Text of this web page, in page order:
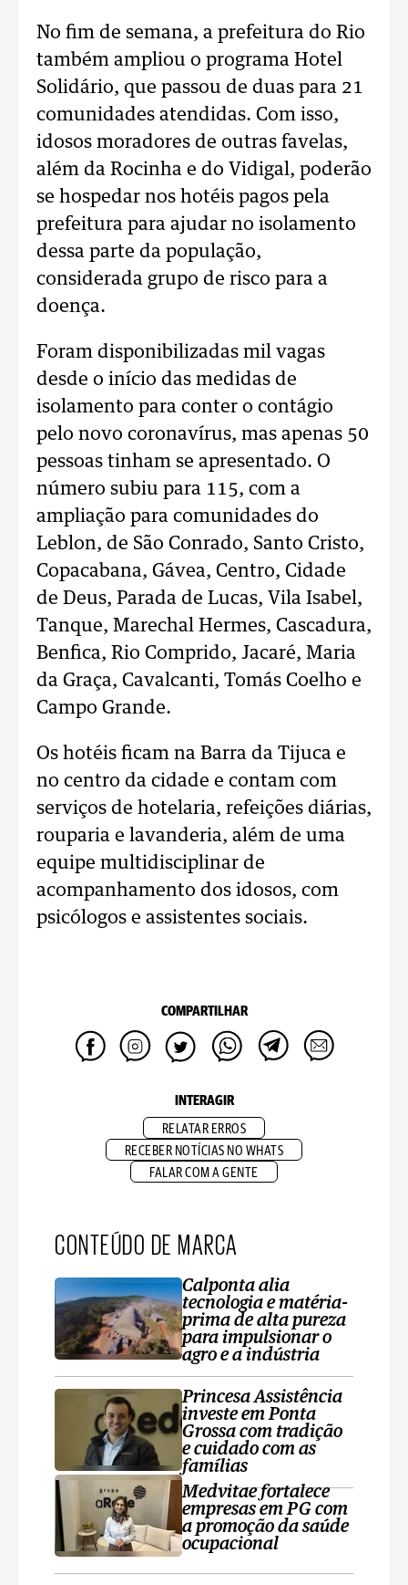
No fim de semana, a prefeitura do Rio
também ampliou o programa Hotel
Solidário, que passou de duas para 21
comunidades atendidas. Com isso,
idosos moradores de outras favelas,
além da Rocinha e do Vidigal, poderão
se hospedar nos hotéis pagos pela
prefeitura para ajudar no isolamento
dessa parte da população,
considerada grupo de risco para a
doença.
Foram disponibilizadas mil vagas
desde o início das medidas de
isolamento para conter o contágio
pelo novo coronavírus, mas apenas 50
pessoas tinham se apresentado. O
número subiu para 115, com a
ampliação para comunidades do
Leblon, de São Conrado, Santo Cristo,
Copacabana, Gávea, Centro, Cidade
de Deus, Parada de Lucas, Vila Isabel,
Tanque, Marechal Hermes, Cascadura,
Benfica, Rio Comprido, Jacaré, Maria
da Graça, Cavalcanti, Tomás Coelho e
Campo Grande.
Os hotéis ficam na Barra da Tijuca e
no centro da cidade e contam com
serviços de hotelaria, refeições diárias,
rouparia e lavanderia, além de uma
equipe multidisciplinar de
acompanhamento dos idosos, com
psicólogos e assistentes sociais.
COMPARTILHAR
INTERAGIR
RELATAR ERROS
RECEBER NOTÍCIAS NO WHATS
FALAR COM A GENTE
CONTEÚDO DE MARCA
Calponta alia
tecnologia e matéria-
prima de alta pureza
para impulsionar o
agro e a indústria
Princesa Assistência
investe em Ponta
Grossa com tradição
e cuidado com as
famílias
Medvitae fortalece
empresas em PG com
a promoção da saúde
ocupacional